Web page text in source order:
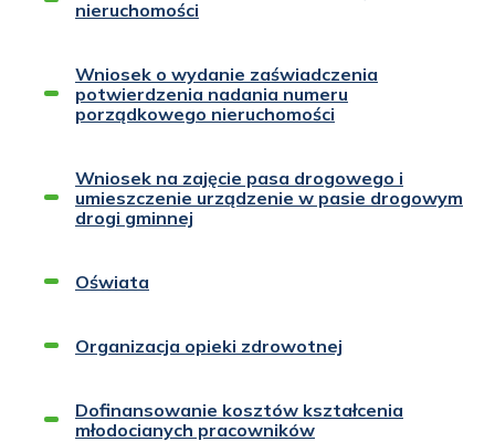
nieruchomości
Wniosek o wydanie zaświadczenia
potwierdzenia nadania numeru
porządkowego nieruchomości
Wniosek na zajęcie pasa drogowego i
umieszczenie urządzenie w pasie drogowym
drogi gminnej
Oświata
Organizacja opieki zdrowotnej
Dofinansowanie kosztów kształcenia
młodocianych pracowników